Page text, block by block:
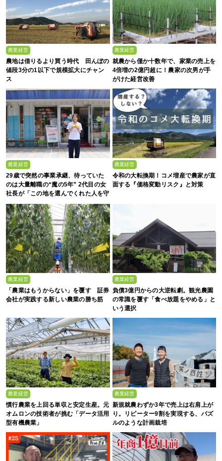
農業経営
農地は借りるより買う時代 田んぼの
値段3分の1以下で規模拡大にチャン
ス
農業経営
就農から僅か十数年で、家業の売上を
4倍増の2億円超に！農家の次男が手
がけた経営改善
農業経営
29歳で突然の事業承継、待っていた
のは大量離職の“魔の5年” 2代目の女
社長が「この地を選んでくれた人を守
農業経営
令和の大転換期！コメ増産で農家が直
面する『価格変動リスク』と対策
農業経営
「農業はもうからない」を覆す 証券
会社が実践する新しい農業の勝ち筋
農業経営
負債3億円からの大逆転劇。観光農園
の常識を覆す「食べ放題をやめる」と
いう選択
農業経営
慣行農業を上回る単収と安定生産。元
オムロンの技術者が挑む「データ活用
型有機農業」
農業経営
新規就農わずか3年で売上は右肩上が
り。リピーター9割を実現する、パズ
ルのような計画栽培